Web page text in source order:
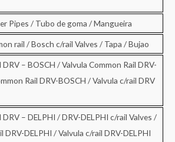
Pipes / Tubo de goma / Mangueira
rail / Bosch c/rail Valves / Tapa / Bujao
– BOSCH / Valvula Common Rail DRV-
Rail DRV-BOSCH / Valvula c/rail DRV
– DELPHI / DRV-DELPHI c/rail Valves /
DRV-DELPHI / Valvula c/rail DRV-DELPHI